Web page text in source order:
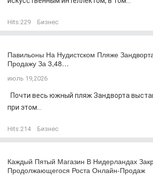
Hits:229 Бизнес
Павильоны На Нудистском Пляже
Продажу За 3,48…
июль 19,2026
Почти весь южный пляж Зандворта
при этом...
Hits:214 Бизнес
Каждый Пятый Магазин В Нидерландах
Продолжающегося Роста Онлайн-Продаж